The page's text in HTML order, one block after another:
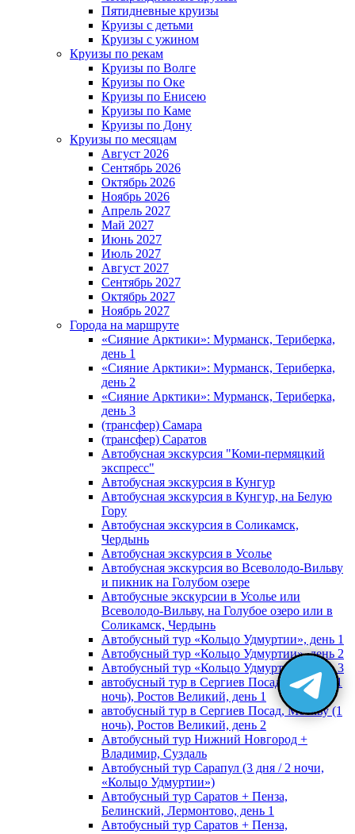
Пятидневные круизы
Круизы с детьми
Круизы с ужином
Круизы по рекам
Круизы по Волге
Круизы по Оке
Круизы по Енисею
Круизы по Каме
Круизы по Дону
Круизы по месяцам
Август 2026
Сентябрь 2026
Октябрь 2026
Ноябрь 2026
Апрель 2027
Май 2027
Июнь 2027
Июль 2027
Август 2027
Сентябрь 2027
Октябрь 2027
Ноябрь 2027
Города на маршруте
«Сияние Арктики»: Мурманск, Териберка,
день 1
«Сияние Арктики»: Мурманск, Териберка,
день 2
«Сияние Арктики»: Мурманск, Териберка,
день 3
(трансфер) Самара
(трансфер) Саратов
Автобусная экскурсия "Коми-пермяцкий
экспресс"
Автобусная экскурсия в Кунгур
Автобусная экскурсия в Кунгур, на Белую
Гору
Автобусная экскурсия в Соликамск,
Чердынь
Автобусная экскурсия в Усолье
Автобусная экскурсия во Всеволодо-Вильву
и пикник на Голубом озере
Автобусные экскурсии в Усолье или
Всеволодо-Вильву, на Голубое озеро или в
Соликамск, Чердынь
Автобусный тур «Кольцо Удмуртии», день 1
Автобусный тур «Кольцо Удмуртии», день 2
Автобусный тур «Кольцо Удмуртии», день 3
автобусный тур в Сергиев Посад, Москву (1
ночь), Ростов Великий, день 1
автобусный тур в Сергиев Посад, Москву (1
ночь), Ростов Великий, день 2
Автобусный тур Нижний Новгород +
Владимир, Суздаль
Автобусный тур Сарапул (3 дня / 2 ночи,
«Кольцо Удмуртии»)
Автобусный тур Саратов + Пенза,
Белинский, Лермонтово, день 1
Автобусный тур Саратов + Пенза,